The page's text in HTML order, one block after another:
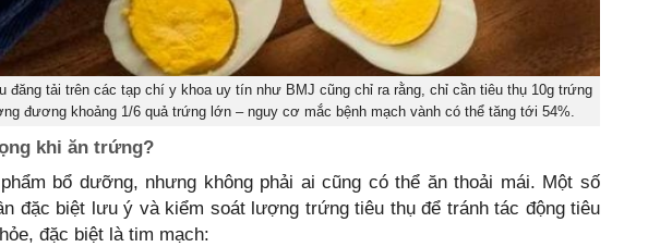
đăng tải trên các tạp chí y khoa uy tín như BMJ cũng chỉ ra rằng, chỉ cần tiêu thụ 10g trứng
đương khoảng 1/6 quả trứng lớn – nguy cơ mắc bệnh mạch vành có thể tăng tới 54%.
khi ăn trứng?
bổ dưỡng, nhưng không phải ai cũng có thể ăn thoải mái. Một số
đặc biệt lưu ý và kiểm soát lượng trứng tiêu thụ để tránh tác động tiêu
đặc biệt là tim mạch: